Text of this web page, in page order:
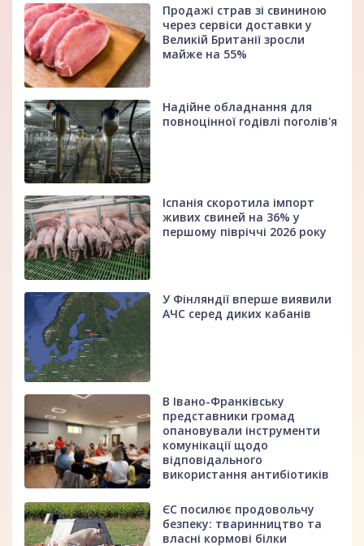
Продажі страв зі свининою
через сервіси доставки у
Великій Британії зросли
майже на 55%
Надійне обладнання для
повноцінної годівлі поголів'я
Іспанія скоротила імпорт
живих свиней на 36% у
першому півріччі 2026 року
У Фінляндії вперше виявили
АЧС серед диких кабанів
В Івано-Франківську
представники громад
опановували інструменти
комунікації щодо
відповідального
використання антибіотиків
ЄС посилює продовольчу
безпеку: тваринництво та
власні кормові білки